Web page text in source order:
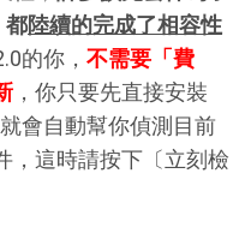
都陸續的完成了相容性
的你， 不需要「費
，你只要先直接安裝
會自動幫你偵測目前
，這時請按下〔立刻檢